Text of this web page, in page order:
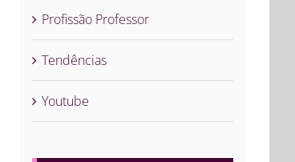
Profissão Professor
Tendências
Youtube